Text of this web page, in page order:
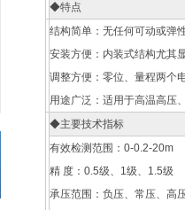
◆特点
结构简单：无任何可动或弹
安装方便：内装式结构尤其
调整方便：零位、量程两个
用途广泛：适用于高温高压
◆主要技术指标
有效检测范围：0-0.2-20m
精 度：0.5级、1级、1.5级
承压范围：负压、常压、高